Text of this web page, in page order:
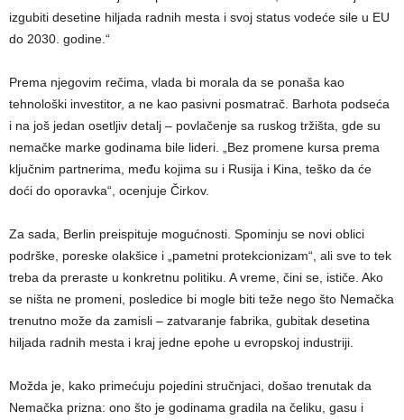
izgubiti desetine hiljada radnih mesta i svoj status vodeće sile u EU
do 2030. godine.“
Prema njegovim rečima, vlada bi morala da se ponaša kao
tehnološki investitor, a ne kao pasivni posmatrač. Barhota podseća
i na još jedan osetljiv detalj – povlačenje sa ruskog tržišta, gde su
nemačke marke godinama bile lideri. „Bez promene kursa prema
ključnim partnerima, među kojima su i Rusija i Kina, teško da će
doći do oporavka“, ocenjuje Čirkov.
Za sada, Berlin preispituje mogućnosti. Spominju se novi oblici
podrške, poreske olakšice i „pametni protekcionizam“, ali sve to tek
treba da preraste u konkretnu politiku. A vreme, čini se, ističe. Ako
se ništa ne promeni, posledice bi mogle biti teže nego što Nemačka
trenutno može da zamisli – zatvaranje fabrika, gubitak desetina
hiljada radnih mesta i kraj jedne epohe u evropskoj industriji.
Možda je, kako primećuju pojedini stručnjaci, došao trenutak da
Nemačka prizna: ono što je godinama gradila na čeliku, gasu i